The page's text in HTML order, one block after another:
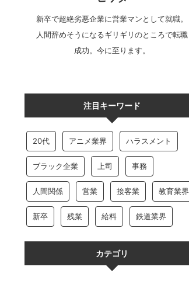
新卒で超絶劣悪企業に営業マンとして就職。
人間辞めそうになるギリギリのところで転職
成功。今に至ります。
注目キーワード
20代 アニメ業界 ハラスメント
ブラック企業 上司 事務
人間関係 営業 接客業 教育業界
新卒 残業 給料 鉄道業界
カテゴリ